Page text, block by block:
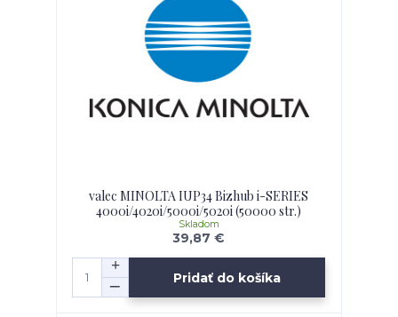
valec MINOLTA IUP34 Bizhub i-SERIES
4000i/4020i/5000i/5020i (50000 str.)
39,87 €
Skladom
Pridať do košíka